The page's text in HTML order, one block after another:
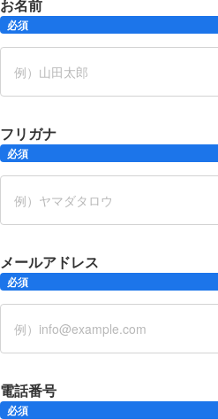
お名前
必須
フリガナ
必須
メールアドレス
必須
電話番号
必須